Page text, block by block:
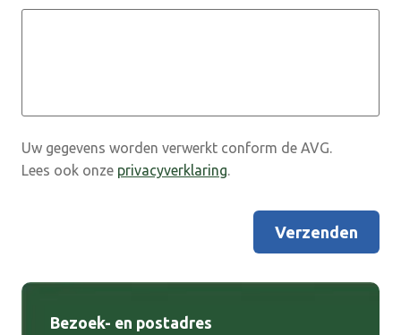
Uw gegevens worden verwerkt conform de AVG.
Lees ook onze privacyverklaring.
Verzenden
Bezoek- en postadres